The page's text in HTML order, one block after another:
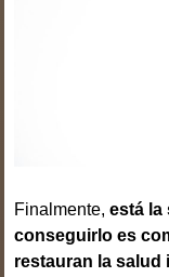
Finalmente,está la
conseguirlo es
restauran la salud